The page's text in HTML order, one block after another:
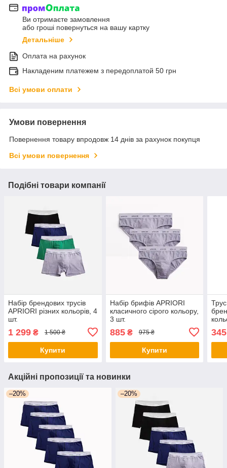
Ви отримаєте замовлення
або гроші повернуться на вашу картку
Детальніше
Оплата на рахунок
Накладеним платежем з передоплатой 50 грн
Всі умови оплати
Умови повернення
Повернення товару впродовж 14 днів за рахунок покупця
Всі умови повернення
Подібні товари компанії
Набір брендових трусів
APRIORI різних кольорів, 4
шт.
1 299 ₴ 1 500 ₴
Купити
Набір брифів APRIORI
класичного сірого кольору,
3 шт.
885₴ 975 ₴
Купити
345
Акційні пропозиції та новинки
–20% –20%